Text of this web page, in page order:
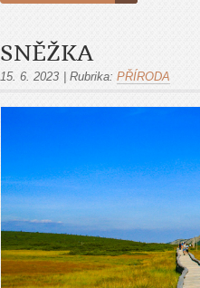
SNĚŽKA
15. 6. 2023 Rubrika: PŘÍRODA